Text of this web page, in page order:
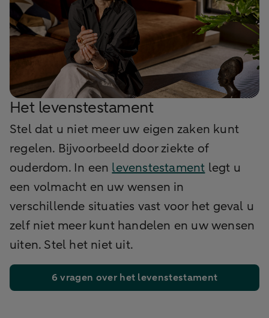
Het levenstestament
Stel dat u niet meer uw eigen zaken kunt
regelen. Bijvoorbeeld door ziekte of
ouderdom. In een levenstestament legt u
een volmacht en uw wensen in
verschillende situaties vast voor het geval u
zelf niet meer kunt handelen en uw wensen
uiten. Stel het niet uit.
6 vragen over het levenstestament